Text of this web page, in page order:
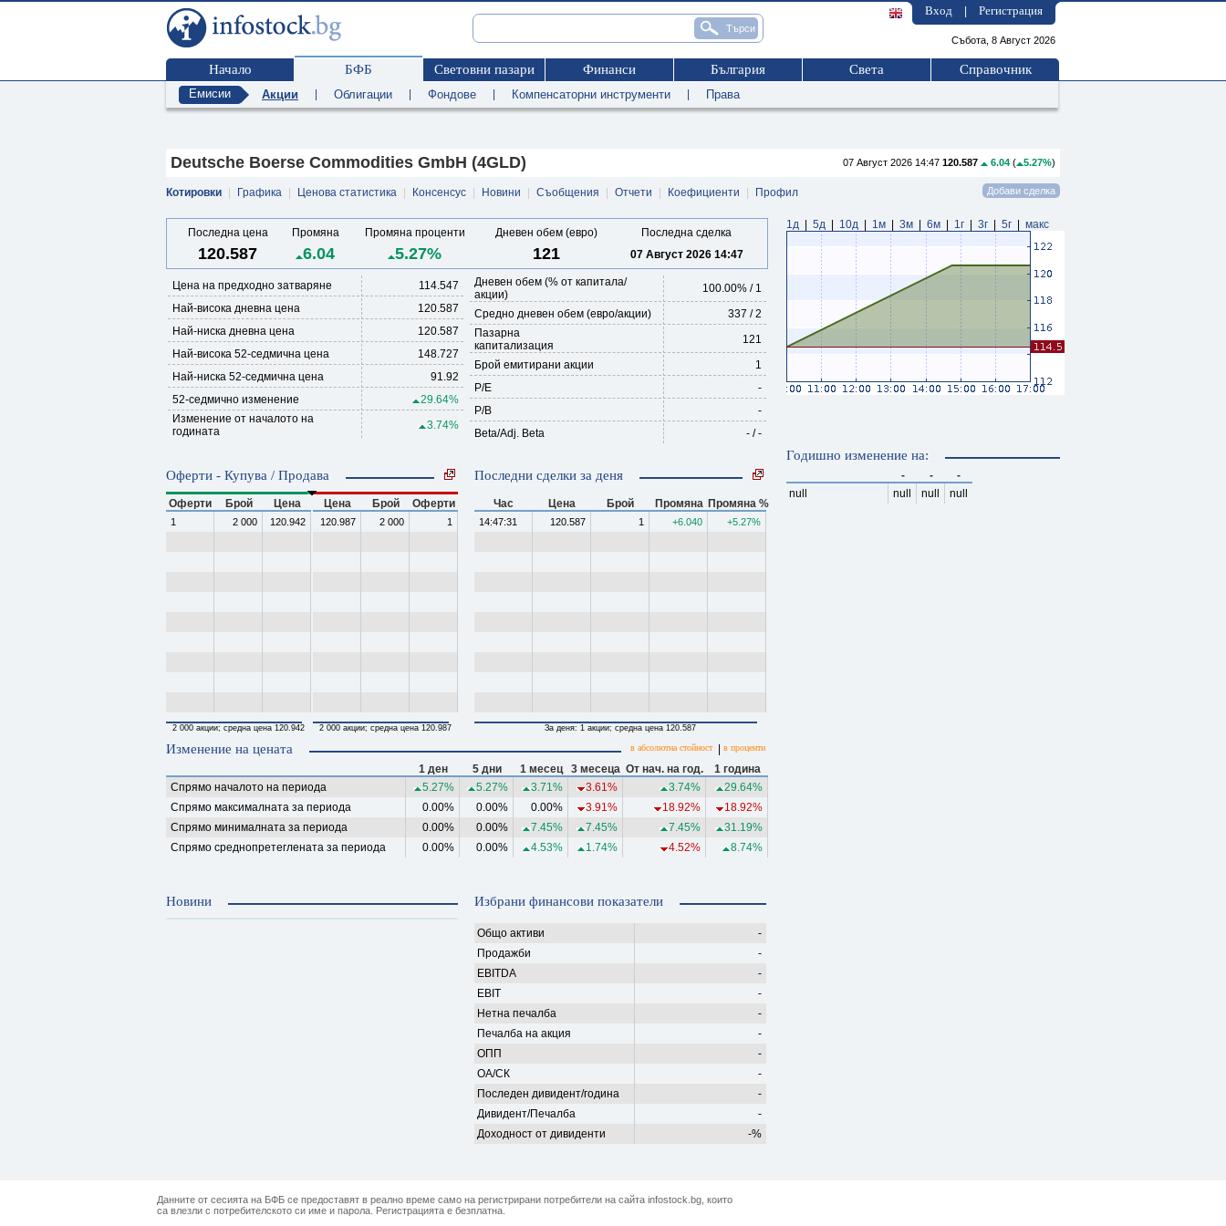
Вход Регистрация
Събота, 8 Август 2026
Начало БФБ Световни пазари Финанси България Света Справочник
Емисии Акции Облигации Фондове Компенсаторни инструменти Права
07 Август 2026 14:47 120.587 6.04 ( 5.27%)
Deutsche Boerse Commodities GmbH (4GLD)
Котировки Графика Ценова статистика Консенсус Новини Съобщения Отчети Коефициенти Профил
Последна цена Промяна Промяна проценти Дневен обем (евро) Последна сделка
120.587 6.04 5.27% 121 07 Август 2026 14:47
Дневен обем (% от капитала/
акции)
100.00% / 1
Средно дневен обем (евро/акции)
337 / 2
Пазарна
капитализация
121
Брой емитирани акции
1
P/E
-
P/B
-
Beta/Adj. Beta
- / -
Цена на предходно затваряне
114.547
Най-висока дневна цена
120.587
Най-ниска дневна цена
120.587
Най-висока 52-седмична цена
148.727
Най-ниска 52-седмична цена
91.92
52-седмично изменение
29.64%
Изменение от началото на
годината
3.74%
Оферти - Купува / Продава
Оферти Брой Цена
1 2 000 120.942
2 000 акции; средна цена 120.942
Цена Брой Оферти
120.987 2 000 1
2 000 акции; средна цена 120.987
Последни сделки за деня
Час Цена Брой Промяна Промяна %
14:47:31 120.587 1 +6.040 +5.27%
За деня: 1 акции; средна цена 120.587
Изменение на цената в абсолютна стойност в проценти
1 ден 5 дни 1 месец 3 месеца От нач. на год.
1 година
Спрямо началото на периода
5.27% 5.27% 3.71% 3.61% 3.74%
29.64%
Спрямо максималната за периода
0.00% 0.00% 0.00% 3.91% 18.92%
18.92%
Спрямо минималната за периода
0.00% 0.00% 7.45% 7.45% 7.45%
31.19%
Спрямо среднопретеглената за периода
0.00% 0.00% 4.53% 1.74% 4.52% 8.74%
Новини Избрани финансови показатели
Общо активи
-
Продажби
-
EBITDA
-
EBIT
-
Нетна печалба
-
Печалба на акция
-
ОПП
-
ОА/СК
-
Последен дивидент/година
-
Дивидент/Печалба
-
Доходност от дивиденти
-%
1д 5д 10д 1м 3м 6м 1г 3г 5г макс
Годишно изменение на:
- -
-
null
null null null
Данните от сесията на БФБ се предоставят в реално време само на регистрирани потребители на сайта infostock.bg, които
са влезли с потребителското си име и парола. Регистрацията е безплатна.